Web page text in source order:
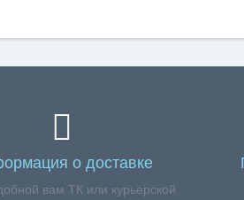
о доставке
вам ТК или курьерской